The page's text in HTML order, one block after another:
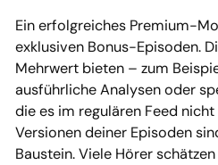
Ein erfolgreiches Premium-
exklusiven Bonus-Episoden.
Mehrwert bieten – zum
ausführliche Analysen oder
die es im regulären Feed
Versionen deiner Episoden
Baustein. Viele Hörer